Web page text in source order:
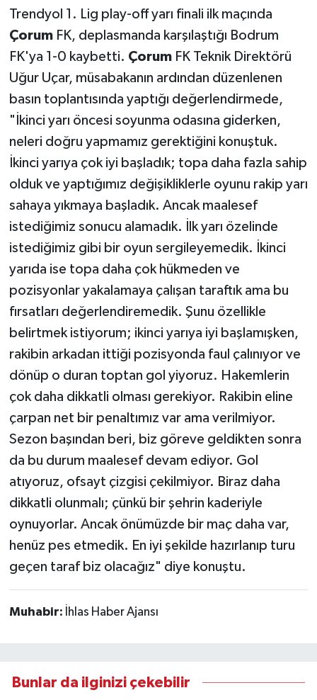
Trendyol 1. Lig play-off yarı finali ilk maçında
ÇorumFK, deplasmanda karşılaştığı Bodrum
FK'ya 1-0 kaybetti. ÇorumFK Teknik Direktörü
Uğur Uçar, müsabakanın ardından düzenlenen
basın toplantısında yaptığı değerlendirmede,
"İkinci yarı öncesi soyunma odasına giderken,
neleri doğru yapmamız gerektiğini konuştuk.
İkinci yarıya çok iyi başladık; topa daha fazla sahip
olduk ve yaptığımız değişikliklerle oyunu rakip yarı
sahaya yıkmaya başladık. Ancak maalesef
istediğimiz sonucu alamadık. İlk yarı özelinde
istediğimiz gibi bir oyun sergileyemedik. İkinci
yarıda ise topa daha çok hükmeden ve
pozisyonlar yakalamaya çalışan taraftık ama bu
fırsatları değerlendiremedik. Şunu özellikle
belirtmek istiyorum; ikinci yarıya iyi başlamışken,
rakibin arkadan ittiği pozisyonda faul çalınıyor ve
dönüp o duran toptan gol yiyoruz. Hakemlerin
çok daha dikkatli olması gerekiyor. Rakibin eline
çarpan net bir penaltımız var ama verilmiyor.
Sezon başından beri, biz göreve geldikten sonra
da bu durum maalesef devam ediyor. Gol
atıyoruz, ofsayt çizgisi çekilmiyor. Biraz daha
dikkatli olunmalı; çünkü bir şehrin kaderiyle
oynuyorlar. Ancak önümüzde bir maç daha var,
henüz pes etmedik. En iyi şekilde hazırlanıp turu
geçen taraf biz olacağız" diye konuştu.
Muhabir: İhlas Haber Ajansı
Bunlar da ilginizi çekebilir
Sağlık